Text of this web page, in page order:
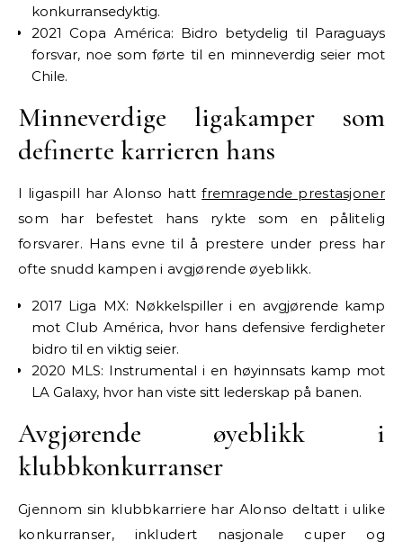
konkurransedyktig.
2021 Copa América: Bidro betydelig til Paraguays
forsvar, noe som førte til en minneverdig seier mot
Chile.
Minneverdige ligakamper som
definerte karrieren hans
I ligaspill har Alonso hattfremragende prestasjoner
som har befestet hans rykte som en pålitelig
forsvarer. Hans evne til å prestere under press har
ofte snudd kampen i avgjørende øyeblikk.
2017 Liga MX: Nøkkelspiller i en avgjørende kamp
mot Club América, hvor hans defensive ferdigheter
bidro til en viktig seier.
2020 MLS: Instrumental i en høyinnsats kamp mot
LA Galaxy, hvor han viste sitt lederskap på banen.
Avgjørende øyeblikk i
klubbkonkurranser
Gjennom sin klubbkarriere har Alonso deltatt i ulike
konkurranser, inkludert nasjonale cuper og